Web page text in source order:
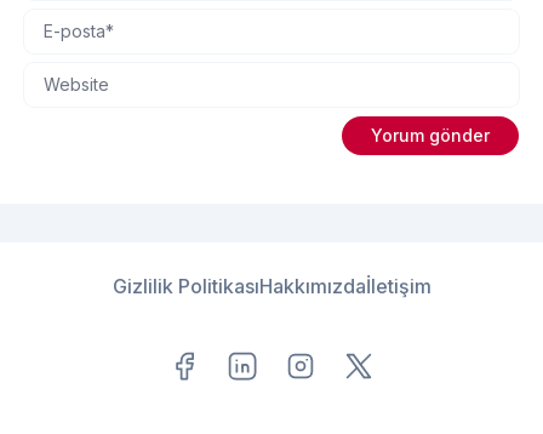
Gizlilik PolitikasıHakkımızdaİletişim